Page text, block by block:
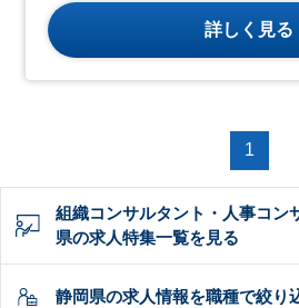
詳しく見る
1
組織コンサルタント・人事コン
県の求人特集一覧を見る
静岡県の求人情報を職種で絞り